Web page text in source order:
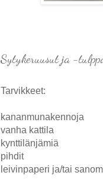
Sytykeruusut ja -
Tarvikkeet:
kananmunakennoja
vanha kattila
kynttilänjämiä
pihdit
leivinpaperi ja/tai